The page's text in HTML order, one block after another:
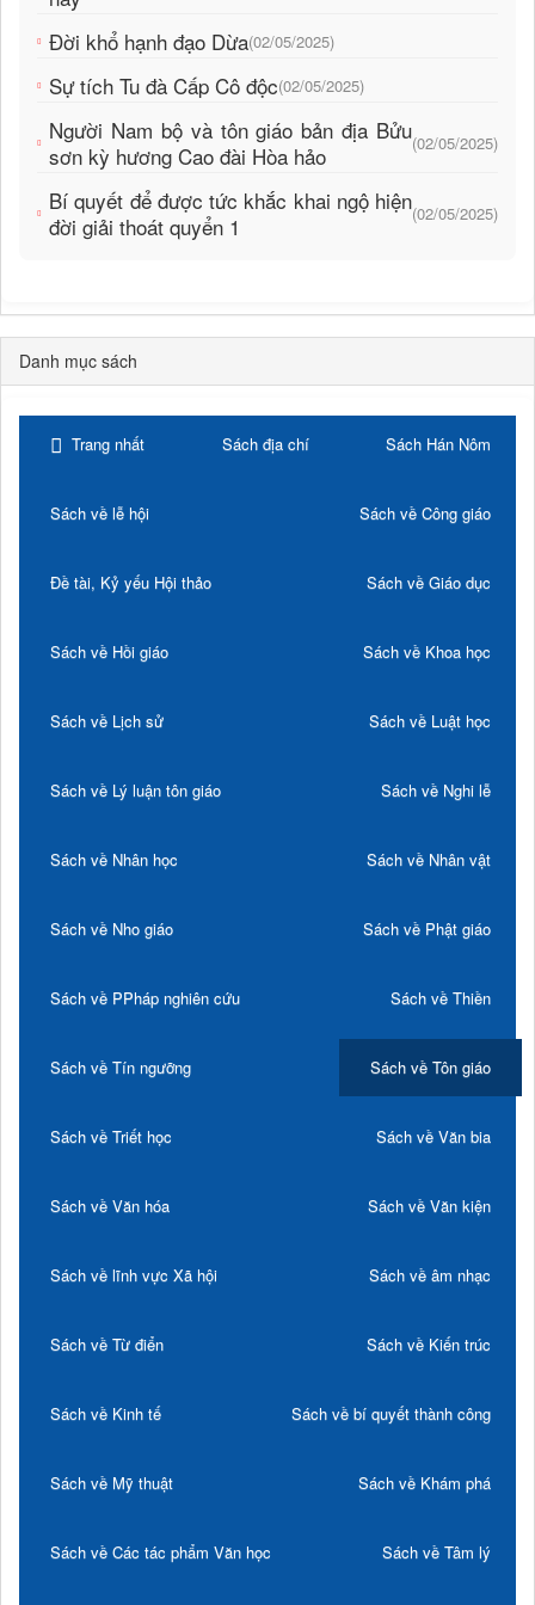
Đời khổ hạnh đạo Dừa(02/05/2025)
Sự tích Tu đà Cấp Cô độc(02/05/2025)
Người Nam bộ và tôn giáo bản địa Bửu
sơn kỳ hương Cao đài Hòa hảo
(02/05/2025)
Bí quyết để được tức khắc khai ngộ hiện
đời giải thoát quyển 1
(02/05/2025)
Danh mục sách
Trang nhất Sách địa chí Sách Hán Nôm
Sách về lễ hội Sách về Công giáo
Đề tài, Kỷ yếu Hội thảo Sách về Giáo dục
Sách về Hồi giáo Sách về Khoa học
Sách về Lịch sử Sách về Luật học
Sách về Lý luận tôn giáo Sách về Nghi lễ
Sách về Nhân học Sách về Nhân vật
Sách về Nho giáo Sách về Phật giáo
Sách về PPháp nghiên cứu Sách về Thiền
Sách về Tín ngưỡng Sách về Tôn giáo
Sách về Triết học Sách về Văn bia
Sách về Văn hóa Sách về Văn kiện
Sách về lĩnh vực Xã hội Sách về âm nhạc
Sách về Từ điển Sách về Kiến trúc
Sách về Kinh tế Sách về bí quyết thành công
Sách về Mỹ thuật Sách về Khám phá
Sách về Các tác phẩm Văn học Sách về Tâm lý